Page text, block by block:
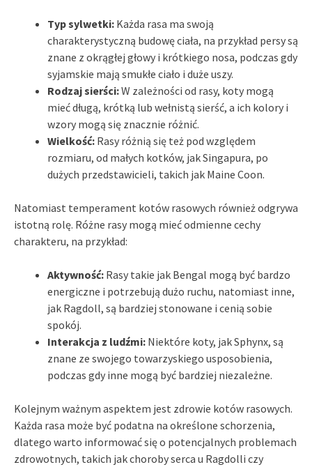
Typ sylwetki: Każda rasa ma swoją
charakterystyczną budowę ciała, na przykład persy są
znane z okrągłej głowy i krótkiego nosa, podczas gdy
syjamskie mają smukłe ciało i duże uszy.
Rodzaj sierści:W zależności od rasy, koty mogą
mieć długą, krótką lub wełnistą sierść, a ich kolory i
wzory mogą się znacznie różnić.
Wielkość: Rasy różnią się też pod względem
rozmiaru, od małych kotków, jak Singapura, po
dużych przedstawicieli, takich jak Maine Coon.
Natomiast temperament kotów rasowych również odgrywa
istotną rolę. Różne rasy mogą mieć odmienne cechy
charakteru, na przykład:
Aktywność: Rasy takie jak Bengal mogą być bardzo
energiczne i potrzebują dużo ruchu, natomiast inne,
jak Ragdoll, są bardziej stonowane i cenią sobie
spokój.
Interakcja z ludźmi: Niektóre koty, jak Sphynx, są
znane ze swojego towarzyskiego usposobienia,
podczas gdy inne mogą być bardziej niezależne.
Kolejnym ważnym aspektem jest zdrowie kotów rasowych.
Każda rasa może być podatna na określone schorzenia,
dlatego warto informować się o potencjalnych problemach
zdrowotnych, takich jak choroby serca u Ragdolli czy